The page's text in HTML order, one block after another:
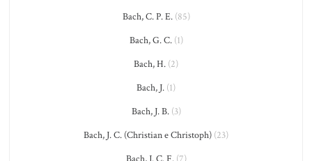
Bach, C. P. E.(85)
Bach, G. C.(1)
Bach, H. (2)
Bach, J. (1)
Bach, J. B.(3)
Bach, J. C. (Christian e Christoph) (23)